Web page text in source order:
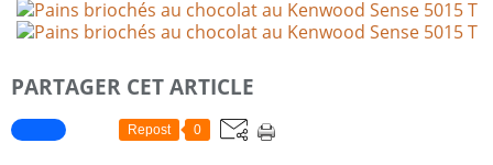
PARTAGER CET ARTICLE
Repost 0